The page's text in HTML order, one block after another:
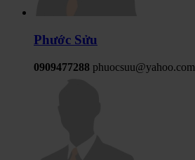
Phước Sửu
0909477288 phuocsuu@yahoo.com